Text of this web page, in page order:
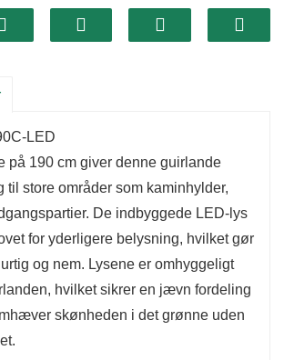
frisk fyrretræ, hvilket giver
et autentisk, naturligt look.
LED
på 190 cm giver denne guirlande
store områder som kaminhylder,
De indbyggede LED-lys
for yderligere belysning, hvilket gør
og nem. Lysene er omhyggeligt
hvilket sikrer en jævn fordeling
skønheden i det grønne uden